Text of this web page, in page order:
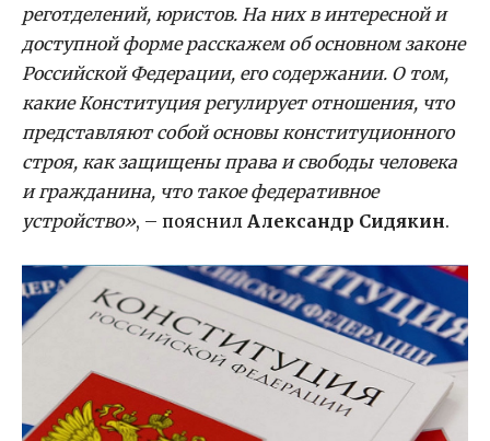
реготделений, юристов. На них в интересной и
доступной форме расскажем об основном законе
Российской Федерации, его содержании. О том,
какие Конституция регулирует отношения, что
представляют собой основы конституционного
строя, как защищены права и свободы человека
и гражданина, что такое федеративное
устройство», – пояснил Александр Сидякин.